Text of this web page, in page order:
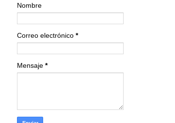
Nombre
Correo electrónico *
Mensaje *